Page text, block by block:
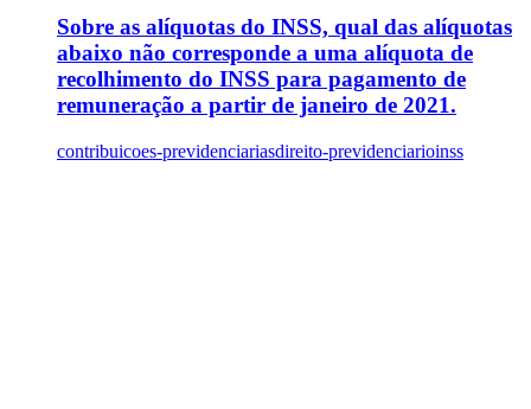
Sobre as alíquotas do INSS, qual das alíquotas
abaixo não corresponde a uma alíquota de
recolhimento do INSS para pagamento de
remuneração a partir de janeiro de 2021.
contribuicoes-previdenciariasdireito-previdenciarioinss